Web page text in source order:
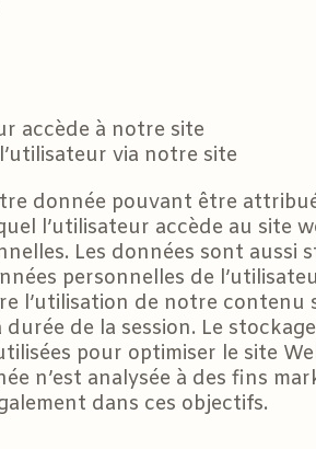
accède à notre site
via notre site
donnée pouvant être
l’utilisateur accède au site
Les données sont aussi
personnelles de
l’utilisation de notre contenu
de la session. Le
pour optimiser le site
n’est analysée à des fins
dans ces objectifs.